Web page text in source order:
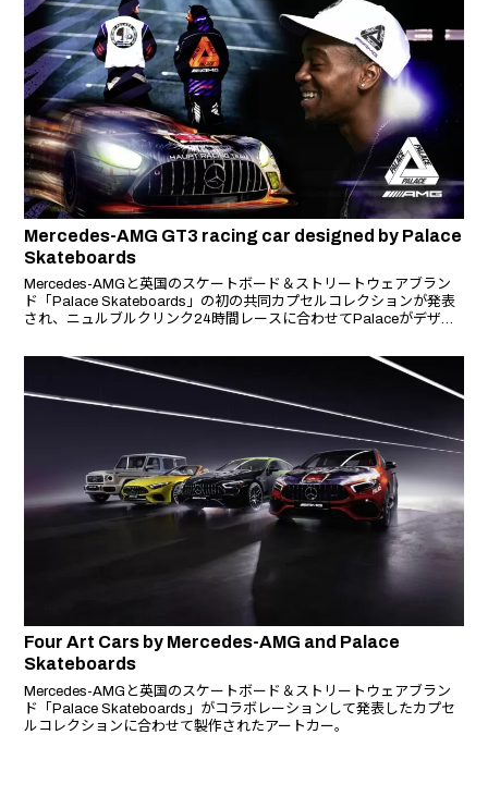
ランド Peaches. がカスタムを手掛けたものと思われる。
Mercedes-AMG GT3 racing car designed by Palace
Skateboards
Mercedes-AMGと英国のスケートボード＆ストリートウェアブラン
ド「Palace Skateboards」の初の共同カプセルコレクションが発表
され、ニュルブルクリンク24時間レースに合わせてPalaceがデザイ
Team HRTからスタートナンバー6を付けて登場した。
Four Art Cars by Mercedes-AMG and Palace
Skateboards
Mercedes-AMGと英国のスケートボード＆ストリートウェアブラン
ド「Palace Skateboards」がコラボレーションして発表したカプセ
ルコレクションに合わせて製作されたアートカー。